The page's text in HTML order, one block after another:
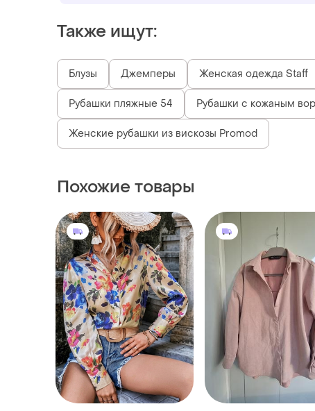
Также ищут:
Блузы Джемперы Женская одежда Staff
Рубашки пляжные 54 Рубашки с кожаным
Женские рубашки из вискозы Promod
Похожие товары